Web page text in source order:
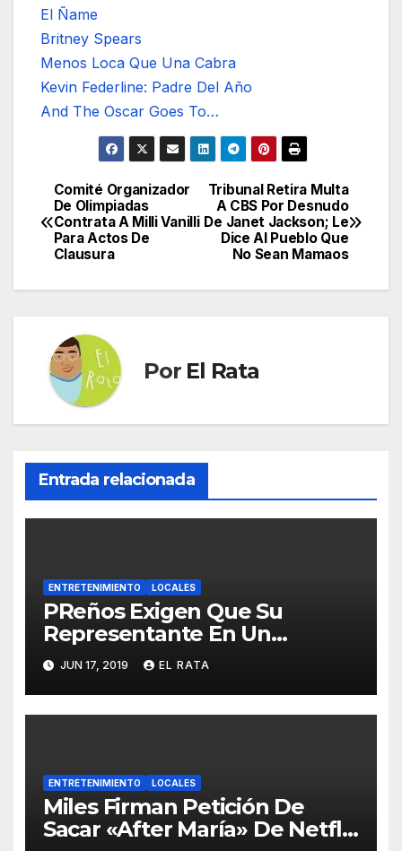
El Ñame
Britney Spears
Menos Loca Que Una Cabra
Kevin Federline: Padre Del Año
And The Oscar Goes To…
Navegación
de
Tribunal Retira Multa
A CBS Por Desnudo
De Janet Jackson; Le
Dice Al Pueblo Que
No Sean Mamaos
Comité Organizador
De Olimpiadas
Contrata A Milli Vanilli
Para Actos De
Clausura
Por El Rata
Entrada relacionada
ENTRETENIMIENTO LOCALES
PReños Exigen Que Su
Representante En Un
Concurso Superficial E
Irrelevante Sea «Boricua De
Pura Cepa»
JUN 17, 2019 EL RATA
ENTRETENIMIENTO LOCALES
Miles Firman Petición De
Sacar «After María» De Netflix